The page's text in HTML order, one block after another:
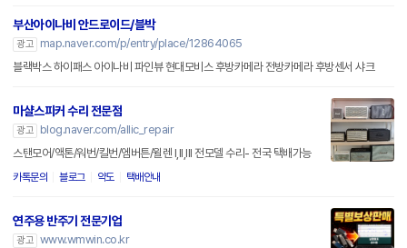
부산아이나비 안드로이드/블박
광고
map.naver.com/p/entry/place/12864065
블랙박스 하이패스 아이나비 파인뷰 현대모비스 후방카메라 전방카메라 후방센서 샤크
마샬스피커 수리 전문점
광고
blog.naver.com/allic_repair
스탠모어/액톤/워번/킬번/엠버튼/윌렌 I,II,III 전모델 수리- 전국 택배가능
카톡문의 블로그 약도 택배안내
연주용 반주기 전문기업
광고 www.wmwin.co.kr